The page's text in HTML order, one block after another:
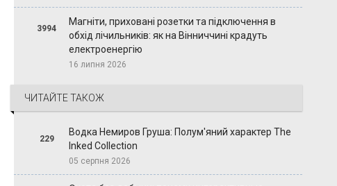
3994
Магніти, приховані розетки та підключення в
обхід лічильників: як на Вінниччині крадуть
електроенергію
16 липня 2026
ЧИТАЙТЕ ТАКОЖ
229
Водка Немиров Груша: Полум'яний характер The
Inked Collection
05 серпня 2026